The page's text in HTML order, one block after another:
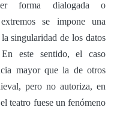
forma dialogada o
se impone una
singularidad de los datos
este sentido, el caso
mayor que la de otros
pero no autoriza, en
teatro fuese un fenómeno